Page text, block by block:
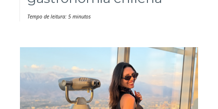
Tempo de leitura: 5 minutos